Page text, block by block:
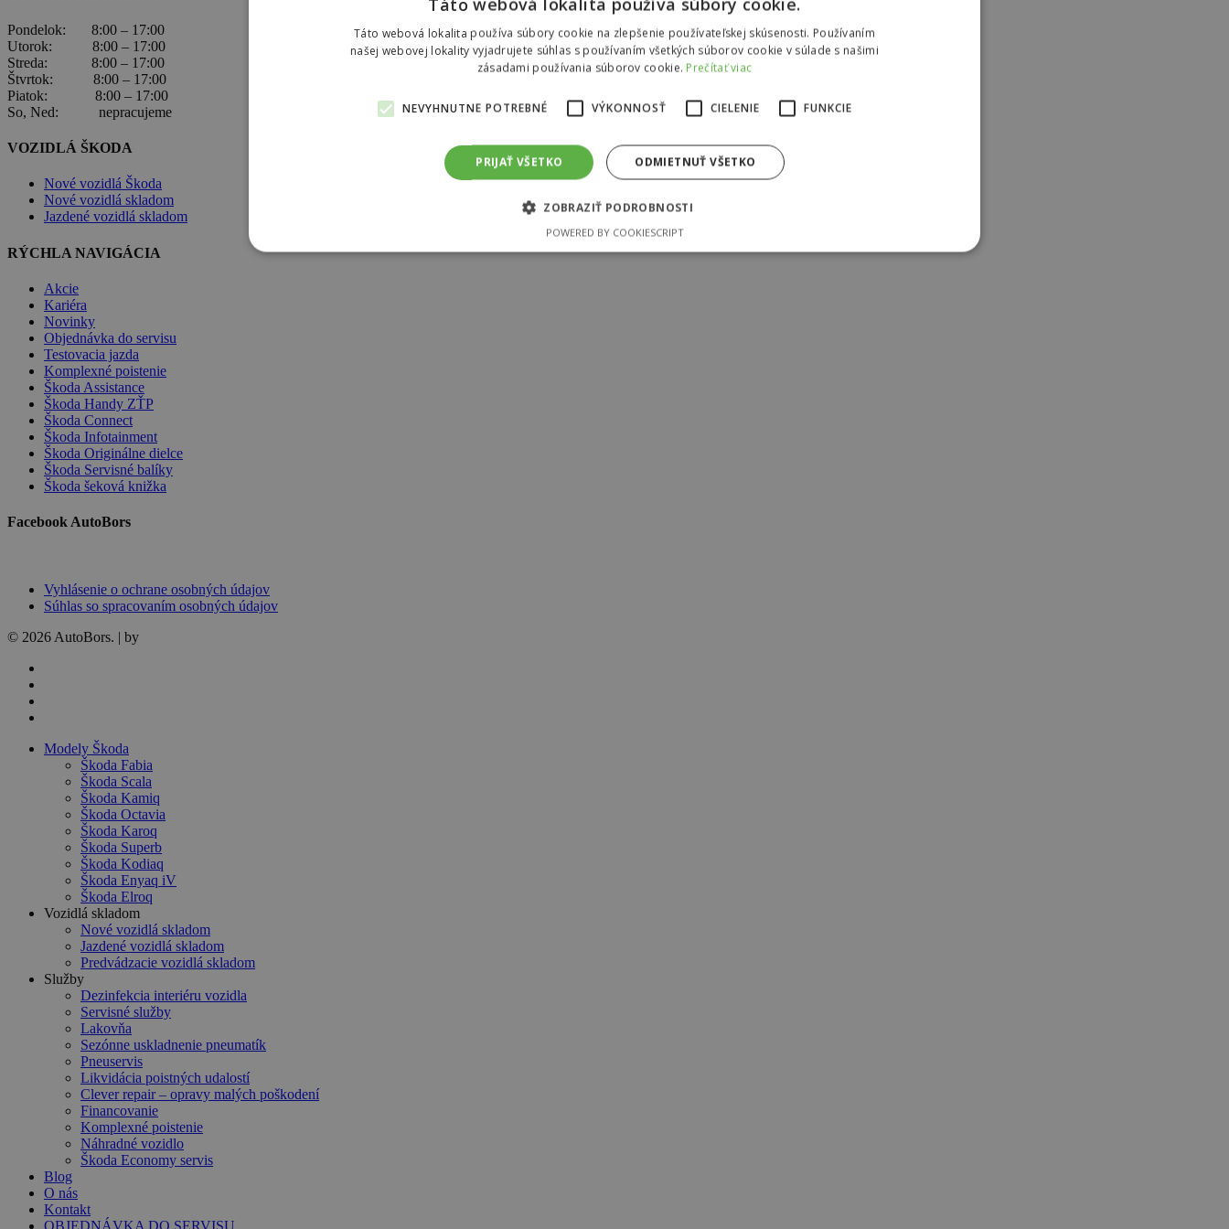
Pondelok: 8:00 – 17:00
Utorok: 8:00 – 17:00
Streda: 8:00 – 17:00
Štvrtok: 8:00 – 17:00
Piatok: 8:00 – 17:00
So, Ned: nepracujeme
VOZIDLÁ ŠKODA
Nové vozidlá Škoda
Nové vozidlá skladom
Jazdené vozidlá skladom
RÝCHLA NAVIGÁCIA
Akcie
Kariéra
Novinky
Objednávka do servisu
Testovacia jazda
Komplexné poistenie
Škoda Assistance
Škoda Handy ZŤP
Škoda Connect
Škoda Infotainment
Škoda Originálne dielce
Škoda Servisné balíky
Škoda šeková knižka
Facebook AutoBors
Vyhlásenie o ochrane osobných údajov
Súhlas so spracovaním osobných údajov
© 2026 AutoBors. | by
Close
Modely Škoda
Škoda Fabia
Škoda Scala
Škoda Kamiq
Škoda Octavia
Škoda Karoq
Škoda Superb
Škoda Kodiaq
Škoda Enyaq iV
Škoda Elroq
Vozidlá skladom
Nové vozidlá skladom
Jazdené vozidlá skladom
Predvádzacie vozidlá skladom
Služby
Dezinfekcia interiéru vozidla
Servisné služby
Lakovňa
Sezónne uskladnenie pneumatík
Pneuservis
Likvidácia poistných udalostí
Clever repair – opravy malých poškodení
Financovanie
Komplexné poistenie
Náhradné vozidlo
Škoda Economy servis
Blog
O nás
Kontakt
OBJEDNÁVKA DO SERVISU
Táto webová lokalita používa súbory cookie na zlepšenie používateľskej skúsenosti. Používaním
našej webovej lokality vyjadrujete súhlas s používaním všetkých súborov cookie v súlade s našimi
zásadami používania súborov cookie. Prečítať viac
NEVYHNUTNE POTREBNÉ VÝKONNOSŤ CIELENIE FUNKCIE
PRIJAŤ VŠETKO ODMIETNUŤ VŠETKO
ZOBRAZIŤ PODROBNOSTI
POWERED BY COOKIESCRIPT